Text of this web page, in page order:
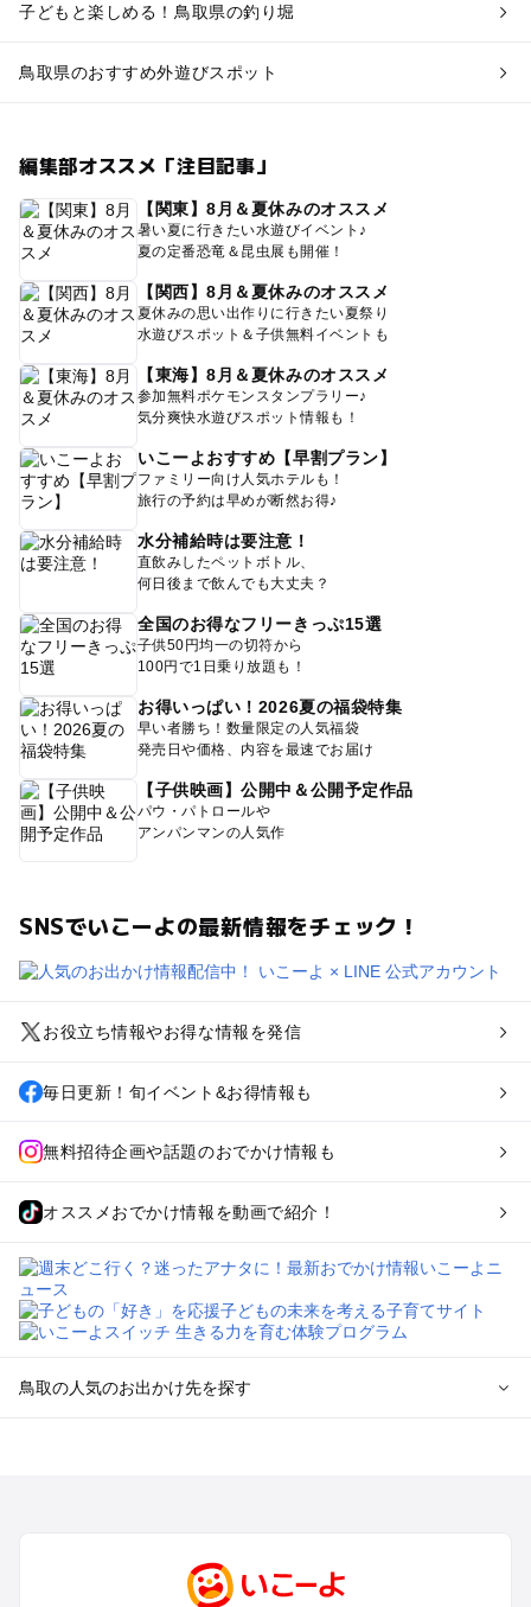
子どもと楽しめる！鳥取県の釣り堀
鳥取県のおすすめ外遊びスポット
編集部オススメ「注目記事」
【関東】8月＆夏休みのオススメ
暑い夏に行きたい水遊びイベント♪
夏の定番恐竜＆昆虫展も開催！
【関西】8月＆夏休みのオススメ
夏休みの思い出作りに行きたい夏祭り
水遊びスポット＆子供無料イベントも
【東海】8月＆夏休みのオススメ
参加無料ポケモンスタンプラリー♪
気分爽快水遊びスポット情報も！
いこーよおすすめ【早割プラン】
ファミリー向け人気ホテルも！
旅行の予約は早めが断然お得♪
水分補給時は要注意！
直飲みしたペットボトル、
何日後まで飲んでも大丈夫？
全国のお得なフリーきっぷ15選
子供50円均一の切符から
100円で1日乗り放題も！
お得いっぱい！2026夏の福袋特集
早い者勝ち！数量限定の人気福袋
発売日や価格、内容を最速でお届け
【子供映画】公開中＆公開予定作品
パウ・パトロールや
アンパンマンの人気作
SNSでいこーよの最新情報をチェック！
お役立ち情報やお得な情報を発信
毎日更新！旬イベント&お得情報も
無料招待企画や話題のおでかけ情報も
オススメおでかけ情報を動画で紹介！
鳥取の人気のお出かけ先を探す